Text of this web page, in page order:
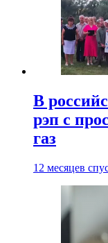
В
рэп с
газ
12 месяцев